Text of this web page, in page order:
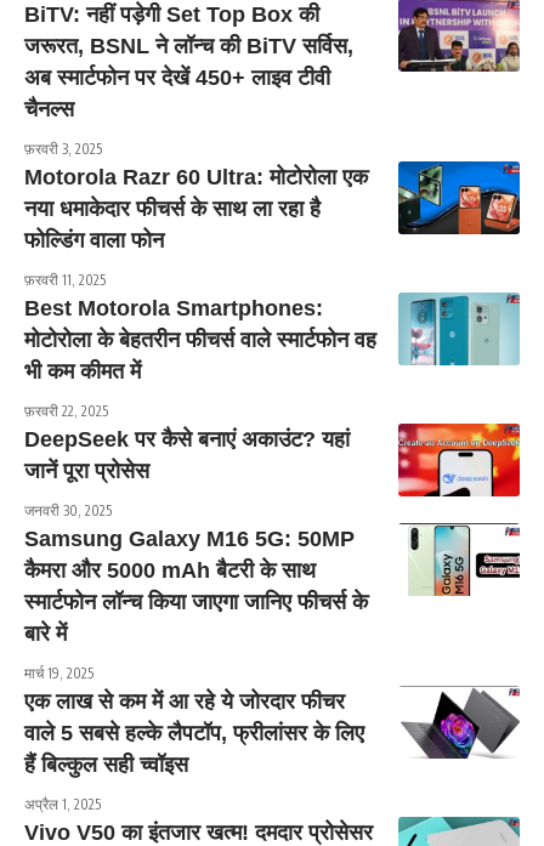
BiTV: नहीं पड़ेगी Set Top Box की
जरूरत, BSNL ने लॉन्च की BiTV सर्विस,
अब स्मार्टफोन पर देखें 450+ लाइव टीवी
चैनल्स
फ़रवरी 3, 2025
Motorola Razr 60 Ultra: मोटोरोला एक
नया धमाकेदार फीचर्स के साथ ला रहा है
फोल्डिंग वाला फोन
फ़रवरी 11, 2025
Best Motorola Smartphones:
मोटोरोला के बेहतरीन फीचर्स वाले स्मार्टफोन वह
भी कम कीमत में
फ़रवरी 22, 2025
DeepSeek पर कैसे बनाएं अकाउंट? यहां
जानें पूरा प्रोसेस
जनवरी 30, 2025
Samsung Galaxy M16 5G: 50MP
कैमरा और 5000 mAh बैटरी के साथ
स्मार्टफोन लॉन्च किया जाएगा जानिए फीचर्स के
बारे में
मार्च 19, 2025
एक लाख से कम में आ रहे ये जोरदार फीचर
वाले 5 सबसे हल्‍के लैपटॉप, फ्रीलांसर के ल‍िए
हैं ब‍िल्‍कुल सही च्‍वॉइस
अप्रैल 1, 2025
Vivo V50 का इंतजार खत्म! दमदार प्रोसेसर